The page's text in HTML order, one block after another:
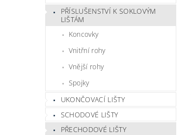
PŘÍSLUŠENSTVÍ K SOKLOVÝM
LIŠTÁM
Koncovky
Vnitřní rohy
Vnější rohy
Spojky
UKONČOVACÍ LIŠTY
SCHODOVÉ LIŠTY
PŘECHODOVÉ LIŠTY